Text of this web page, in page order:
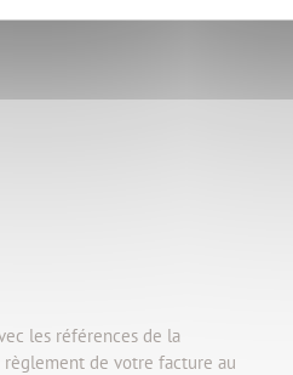
les références de la
de votre facture au